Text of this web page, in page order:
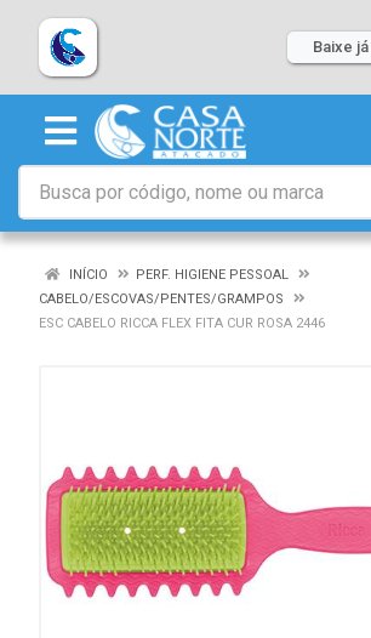
Baixe
INÍCIO
PERF. HIGIENE PESSOAL
CABELO/ESCOVAS/PENTES/GRAMPOS
ESC CABELO RICCA FLEX FITA CUR ROSA 2446